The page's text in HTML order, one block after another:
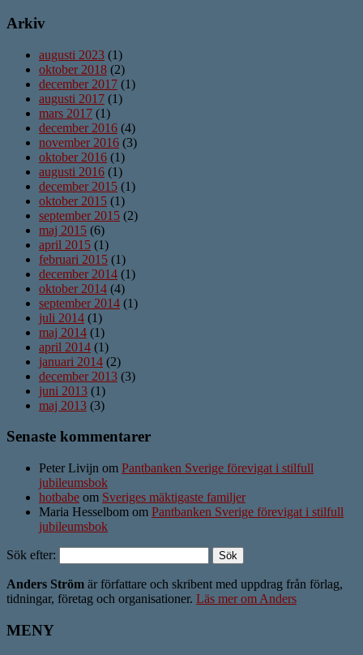
Arkiv
augusti 2023 (1)
oktober 2018 (2)
december 2017 (1)
augusti 2017 (1)
mars 2017 (1)
december 2016 (4)
november 2016 (3)
oktober 2016 (1)
augusti 2016 (1)
december 2015 (1)
oktober 2015 (1)
september 2015 (2)
maj 2015 (6)
april 2015 (1)
februari 2015 (1)
december 2014 (1)
oktober 2014 (4)
september 2014 (1)
juli 2014 (1)
maj 2014 (1)
april 2014 (1)
januari 2014 (2)
december 2013 (3)
juni 2013 (1)
maj 2013 (3)
Senaste kommentarer
Peter Livijn om Pantbanken Sverige förevigat i stilfull
jubileumsbok
hotbabe om Sveriges mäktigaste familjer
Maria Hesselbom om Pantbanken Sverige förevigat i stilfull
jubileumsbok
Sök efter:
Anders Ström är författare och skribent med uppdrag från förlag,
tidningar, företag och organisationer. Läs mer om Anders
MENY